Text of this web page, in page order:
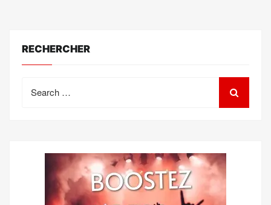
RECHERCHER
for: